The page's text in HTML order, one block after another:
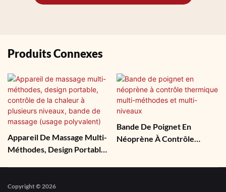
Produits Connexes
Appareil De Massage Multi-
Méthodes, Design Portable,
De Massage (usage
Bande De Poignet En
Néoprène À Contrôle
Copyright © 2026